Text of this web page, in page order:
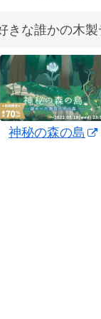
きな誰かの木製
神秘の森の島